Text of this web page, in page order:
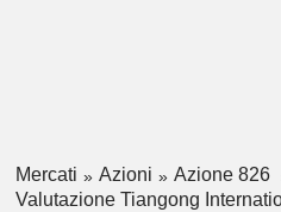
Mercati Azioni
Azione 826
Valutazione Tiangong